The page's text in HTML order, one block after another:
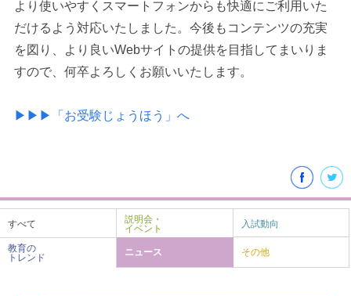
ブックマークした学校
ブックマークした学校はありません
より使いやすくスマートフォンからも快適にご利用いた
だけるよう対応いたしました。今後もコンテンツの充実
を図り、より良いWebサイトの提供を目指してまいりま
すので、何卒よろしくお願いいたします。
▶︎▶︎▶︎「お受験じょうほう」へ
すべて
説明会・
イベント
入試動向
教育の
トレンド
ニュース その他